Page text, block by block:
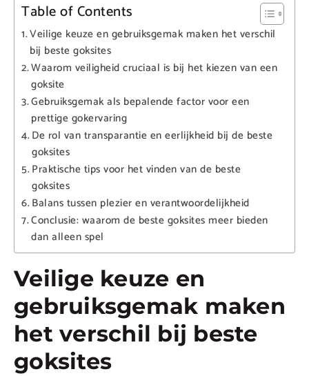
Table of Contents
Veilige keuze en gebruiksgemak maken het verschil
bij beste goksites
Waarom veiligheid cruciaal is bij het kiezen van een
goksite
Gebruiksgemak als bepalende factor voor een
prettige gokervaring
De rol van transparantie en eerlijkheid bij de beste
goksites
Praktische tips voor het vinden van de beste
goksites
Balans tussen plezier en verantwoordelijkheid
Conclusie: waarom de beste goksites meer bieden
dan alleen spel
Veilige keuze en
gebruiksgemak maken
het verschil bij beste
goksites